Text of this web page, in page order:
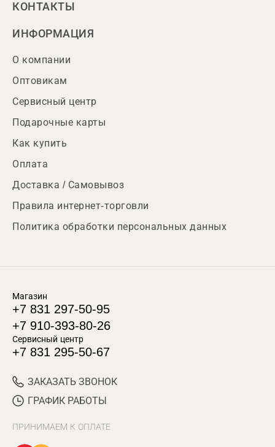
КОНТАКТЫ
ИНФОРМАЦИЯ
О компании
Оптовикам
Сервисный центр
Подарочные карты
Как купить
Оплата
Доставка / Самовывоз
Правила интернет-торговли
Политика обработки персональных данных
Магазин
+7 831 297-50-95
+7 910-393-80-26
Сервисный центр
+7 831 295-50-67
ЗАКАЗАТЬ ЗВОНОК
ГРАФИК РАБОТЫ
ПРИНИМАЕМ К ОПЛАТЕ